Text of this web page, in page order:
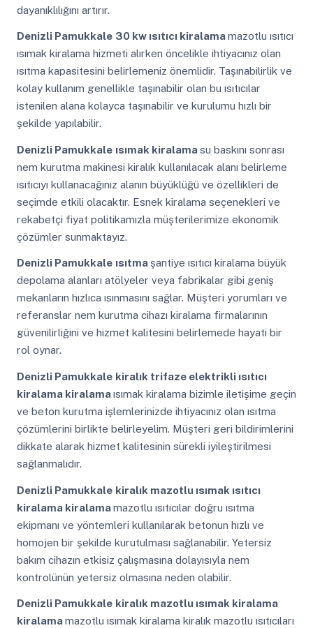
dayanıklılığını artırır.
Denizli Pamukkale 30 kw ısıtıcı kiralamamazotlu ısıtıcı
ısımak kiralama hizmeti alırken öncelikle ihtiyacınız olan
ısıtma kapasitesini belirlemeniz önemlidir. Taşınabilirlik ve
kolay kullanım genellikle taşınabilir olan bu ısıtıcılar
istenilen alana kolayca taşınabilir ve kurulumu hızlı bir
şekilde yapılabilir.
Denizli Pamukkale ısımak kiralamasu baskını sonrası
nem kurutma makinesi kiralık kullanılacak alanı belirleme
ısıtıcıyı kullanacağınız alanın büyüklüğü ve özellikleri de
seçimde etkili olacaktır. Esnek kiralama seçenekleri ve
rekabetçi fiyat politikamızla müşterilerimize ekonomik
çözümler sunmaktayız.
Denizli Pamukkale ısıtma şantiye ısıtıcı kiralama büyük
depolama alanları atölyeler veya fabrikalar gibi geniş
mekanların hızlıca ısınmasını sağlar. Müşteri yorumları ve
referanslar nem kurutma cihazı kiralama firmalarının
güvenilirliğini ve hizmet kalitesini belirlemede hayati bir
rol oynar.
Denizli Pamukkale kiralık trifaze elektrikli ısıtıcı
kiralama kiralamaısımak kiralama bizimle iletişime geçin
ve beton kurutma işlemlerinizde ihtiyacınız olan ısıtma
çözümlerini birlikte belirleyelim. Müşteri geri bildirimlerini
dikkate alarak hizmet kalitesinin sürekli iyileştirilmesi
sağlanmalıdır.
Denizli Pamukkale kiralık mazotlu ısımak ısıtıcı
kiralama kiralamamazotlu ısıtıcılar doğru ısıtma
ekipmanı ve yöntemleri kullanılarak betonun hızlı ve
homojen bir şekilde kurutulması sağlanabilir. Yetersiz
bakım cihazın etkisiz çalışmasına dolayısıyla nem
kontrolünün yetersiz olmasına neden olabilir.
Denizli Pamukkale kiralık mazotlu ısımak kiralama
kiralamamazotlu ısımak kiralama kiralık mazotlu ısıtıcıları